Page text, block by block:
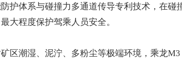
护体系与碰撞力多通道传导专利技术，在碰
大程度保护驾乘人员安全。
区潮湿、泥泞、多粉尘等极端环境，乘龙M3